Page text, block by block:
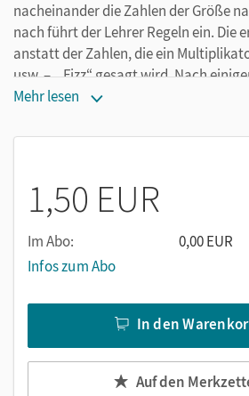
nacheinander die Zahlen der Größe
nach führt der Lehrer Regeln ein. Die
anstatt der Zahlen, die ein
usw. –, „Fizz“ gesagt wird. Nach
Regel eingeführt. Ziel ist es, dass die
Weitere hilfreiche Lernspiele finden Sie
978-3-589-15695-5
Mehr lesen
1,50 EUR
Im Abo:
0,00 EUR
Infos zum Abo
In den
Auf den